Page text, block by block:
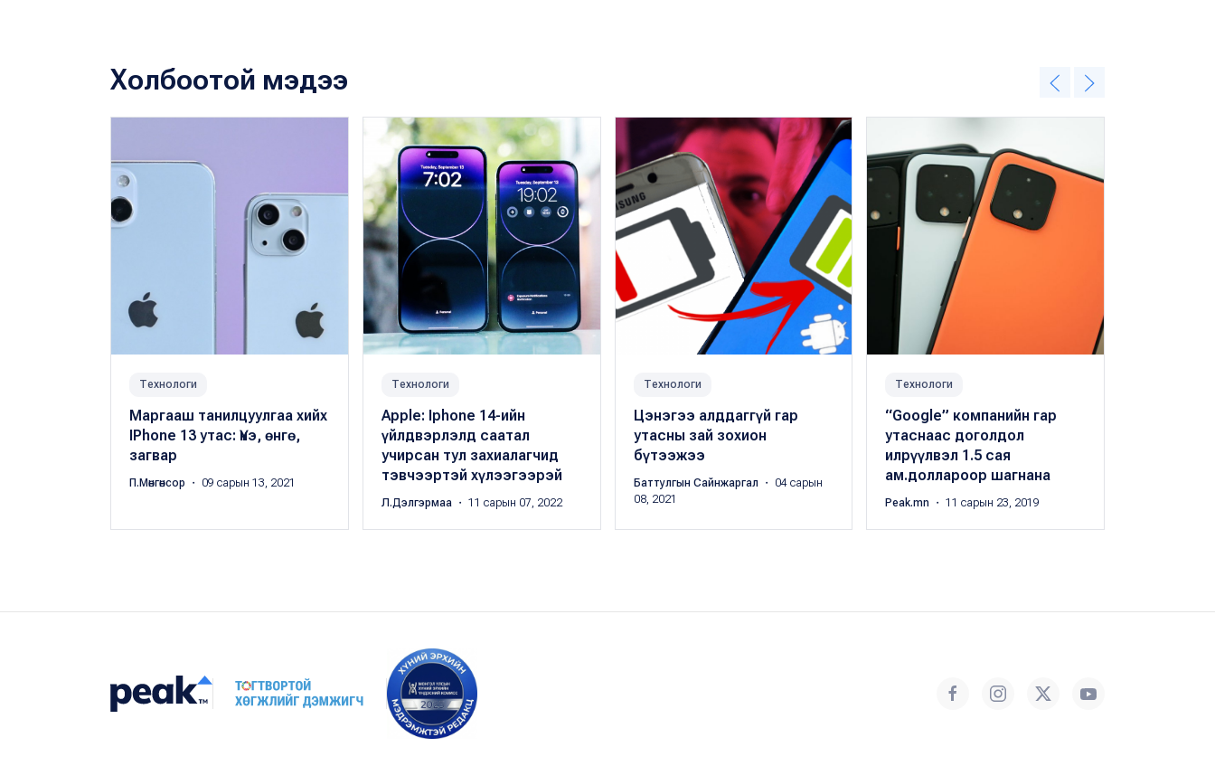
Холбоотой мэдээ
Технологи
Маргааш танилцуулгаа хийх
IPhone 13 утас: Үнэ, өнгө,
загвар
П.Мөнгөнсор ・ 09 сарын 13, 2021
Технологи
Apple: Iphone 14-ийн
үйлдвэрлэлд саатал
учирсан тул захиалагчид
тэвчээртэй хүлээгээрэй
Л.Дэлгэрмаа ・ 11 сарын 07, 2022
Технологи
Цэнэгээ алддаггүй гар
утасны зай зохион
бүтээжээ
Баттулгын Сайнжаргал
・ 04 сарын
08, 2021
Технологи
“Google” компанийн гар
утаснаас доголдол
илрүүлвэл 1.5 сая
ам.доллароор шагнана
Peak.mn ・ 11 сарын 23, 2019